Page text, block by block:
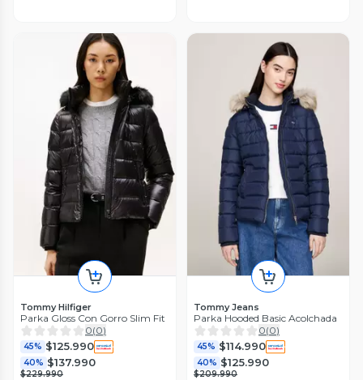
Tommy Hilfiger
Parka Gloss Con Gorro Slim Fit
0(0)
45% $125.990
40% $137.990
$229.990
Tommy Jeans
Parka Hooded Basic Acolchada
0(0)
45% $114.990
40% $125.990
$209.990